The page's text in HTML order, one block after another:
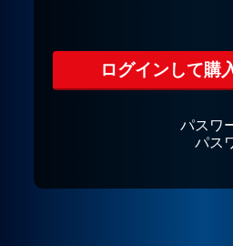
パスワ
パス